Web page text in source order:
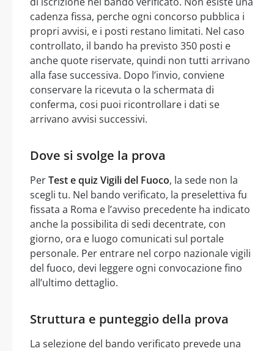
cadenza fissa, perche ogni concorso pubblica i
propri avvisi, e i posti restano limitati. Nel caso
controllato, il bando ha previsto 350 posti e
anche quote riservate, quindi non tutti arrivano
alla fase successiva. Dopo l’invio, conviene
conservare la ricevuta o la schermata di
conferma, cosi puoi ricontrollare i dati se
arrivano avvisi successivi.
Dove si svolge la prova
PerTest e quiz Vigili del Fuoco, la sede non la
scegli tu. Nel bando verificato, la preselettiva fu
fissata a Roma e l’avviso precedente ha indicato
anche la possibilita di sedi decentrate, con
giorno, ora e luogo comunicati sul portale
personale. Per entrare nel corpo nazionale vigili
del fuoco, devi leggere ogni convocazione fino
all’ultimo dettaglio.
Struttura e punteggio della prova
La selezione del bando verificato prevede una